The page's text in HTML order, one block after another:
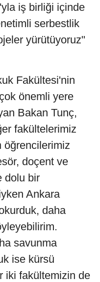
iş birliği içinde
serbestlik
yürütüyoruz"
Fakültesi'nin
önemli yere
Bakan Tunç,
fakültelerimiz
öğrencilerimiz
doçent ve
dolu bir
Ankara
daha
savunma
ise kürsü
iki fakültemizin de